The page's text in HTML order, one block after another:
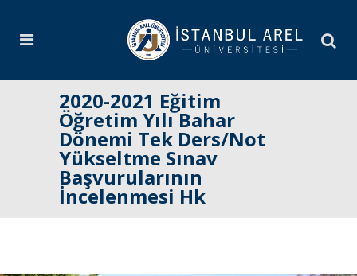
2020-2021 Eğitim
Öğretim Yılı Bahar
Dönemi Tek Ders/Not
Yükseltme Sınav
Başvurularının
İncelenmesi Hk